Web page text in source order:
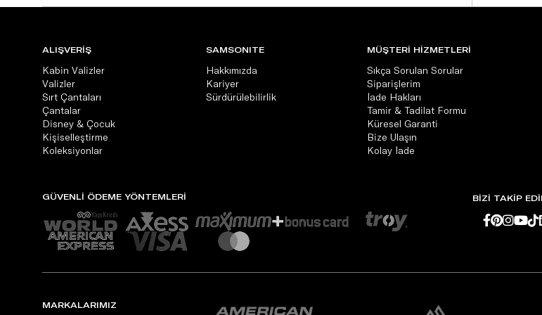
ALIŞVERİŞ
Kabin Valizler
Valizler
Sırt Çantaları
Çantalar
Disney & Çocuk
Kişiselleştirme
Koleksiyonlar
SAMSONITE
Hakkımızda
Kariyer
Sürdürülebilirlik
MÜŞTERİ HİZMETLERİ
Sıkça Sorulan Sorular
Siparişlerim
İade Hakları
Tamir & Tadilat Formu
Küresel Garanti
Bize Ulaşın
Kolay İade
GÜVENLİ ÖDEME YÖNTEMLERİ BİZİ TAKİP
MARKALARIMIZ